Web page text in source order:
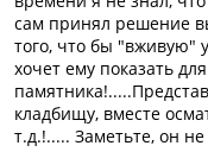
сам принял решение
того, что бы "вживую"
хочет ему показать
кладбищу, вместе
т.д.!..... Заметьте, он